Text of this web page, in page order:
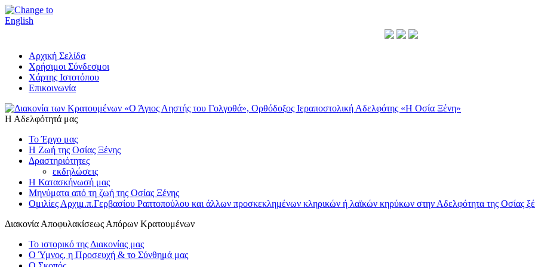
Αρχική Σελίδα
Χρήσιμοι Σύνδεσμοι
Χάρτης Ιστοτόπου
Επικοινωνία
Η Αδελφότητά μας
Το Έργο μας
Η Ζωή της Οσίας Ξένης
Δραστηριότητες
εκδηλώσεις
Η Κατασκήνωσή μας
Μηνύματα από τη ζωή της Οσίας Ξένης
Ομιλίες Αρχιμ.π.Γερβασίου Ραπτοπούλου και άλλων προσκεκλημένων κληρικών ή λαϊκών κηρύκων στην Αδελφότητα της Οσίας
Διακονία Αποφυλακίσεως Απόρων Κρατουμένων
Το ιστορικό της Διακονίας μας
Ο Ύμνος, η Προσευχή & το Σύνθημά μας